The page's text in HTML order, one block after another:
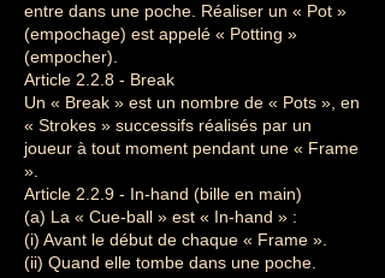
entre dans une poche. Réaliser un « Pot »
(empochage) est appelé « Potting »
(empocher).
Article 2.2.8 - Break
Un « Break » est un nombre de « Pots », en
« Strokes » successifs réalisés par un
joueur à tout moment pendant une « Frame
».
Article 2.2.9 - In-hand (bille en main)
(a) La « Cue-ball » est « In-hand » :
(i) Avant le début de chaque « Frame ».
(ii) Quand elle tombe dans une poche.